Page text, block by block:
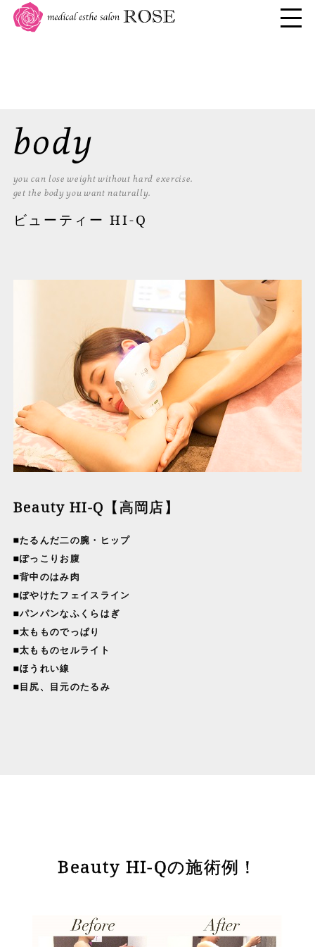
body
you can lose weight without hard exercise.
get the body you want naturally.
ビューティー HI-Q
Beauty HI-Q【高岡店】
■たるんだ二の腕・ヒップ
■ぽっこりお腹
■背中のはみ肉
■ぼやけたフェイスライン
■パンパンなふくらはぎ
■太もものでっぱり
■太もものセルライト
■ほうれい線
■目尻、目元のたるみ
Beauty HI-Qの施術例！